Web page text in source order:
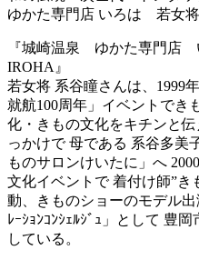
有
ゆかた専門店 いろは 若女
『城崎温泉 ゆかた専門店
IROHA』
若女将 系谷瞳さんは、1999
就航100周年」イベントでき
化・きもの文化をキチンと
っかけで 母である 系谷多美
ものサロンけいたに」へ
文化イベントで 着付け師”き
動、きものショーのモデル出
ﾚｰｼｮﾝｺﾝｼｪﾙｼﾞｭ」として 豊
している。